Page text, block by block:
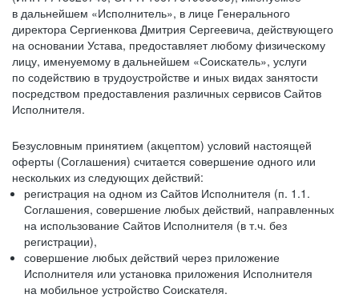
в дальнейшем «Исполнитель», в лице Генерального
директора Сергиенкова Дмитрия Сергеевича, действующего
на основании Устава, предоставляет любому физическому
лицу, именуемому в дальнейшем «Соискатель», услуги
по содействию в трудоустройстве и иных видах занятости
посредством предоставления различных сервисов Сайтов
Исполнителя.
Безусловным принятием (акцептом) условий настоящей
оферты (Соглашения) считается совершение одного или
нескольких из следующих действий:
регистрация на одном из Сайтов Исполнителя (п. 1.1.
Соглашения, совершение любых действий, направленных
на использование Сайтов Исполнителя (в т.ч. без
регистрации),
совершение любых действий через приложение
Исполнителя или установка приложения Исполнителя
на мобильное устройство Соискателя.